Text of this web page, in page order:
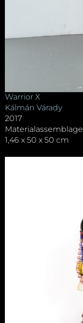
Warrior X
Kálmán Várady
2017
Materialassemblage
1,46 x 50 x 50 cm